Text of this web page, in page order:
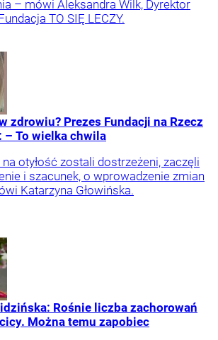
– mówi Aleksandra Wilk, Dyrektor
TO SIĘ LECZY.
zdrowiu? Prezes Fundacji na Rzecz
– To wielka chwila
otyłość zostali dostrzeżeni, zaczęli
i szacunek, o wprowadzenie zmian
Katarzyna Głowińska.
Rośnie liczba zachorowań
Można temu zapobiec